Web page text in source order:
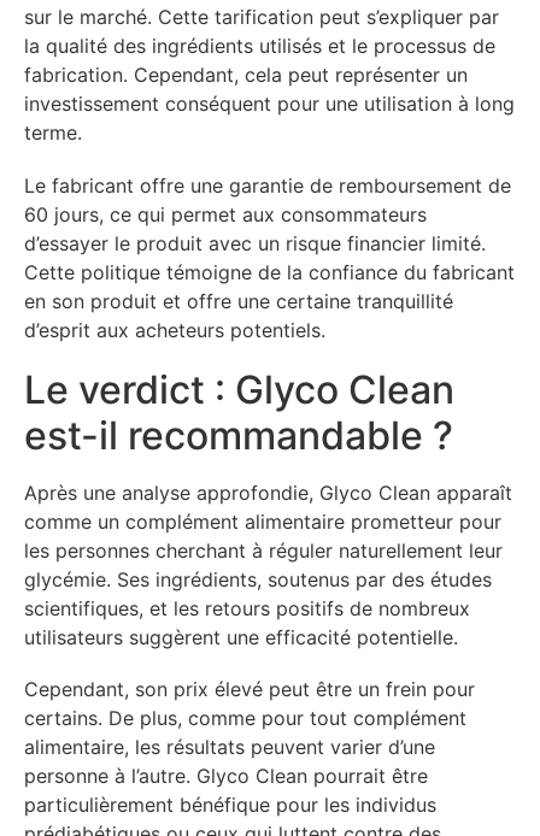
sur le marché. Cette tarification peut s’expliquer par
la qualité des ingrédients utilisés et le processus de
fabrication. Cependant, cela peut représenter un
investissement conséquent pour une utilisation à long
terme.
Le fabricant offre une garantie de remboursement de
60 jours, ce qui permet aux consommateurs
d’essayer le produit avec un risque financier limité.
Cette politique témoigne de la confiance du fabricant
en son produit et offre une certaine tranquillité
d’esprit aux acheteurs potentiels.
Le verdict : Glyco Clean
est-il recommandable ?
Après une analyse approfondie, Glyco Clean apparaît
comme un complément alimentaire prometteur pour
les personnes cherchant à réguler naturellement leur
glycémie. Ses ingrédients, soutenus par des études
scientifiques, et les retours positifs de nombreux
utilisateurs suggèrent une efficacité potentielle.
Cependant, son prix élevé peut être un frein pour
certains. De plus, comme pour tout complément
alimentaire, les résultats peuvent varier d’une
personne à l’autre. Glyco Clean pourrait être
particulièrement bénéfique pour les individus